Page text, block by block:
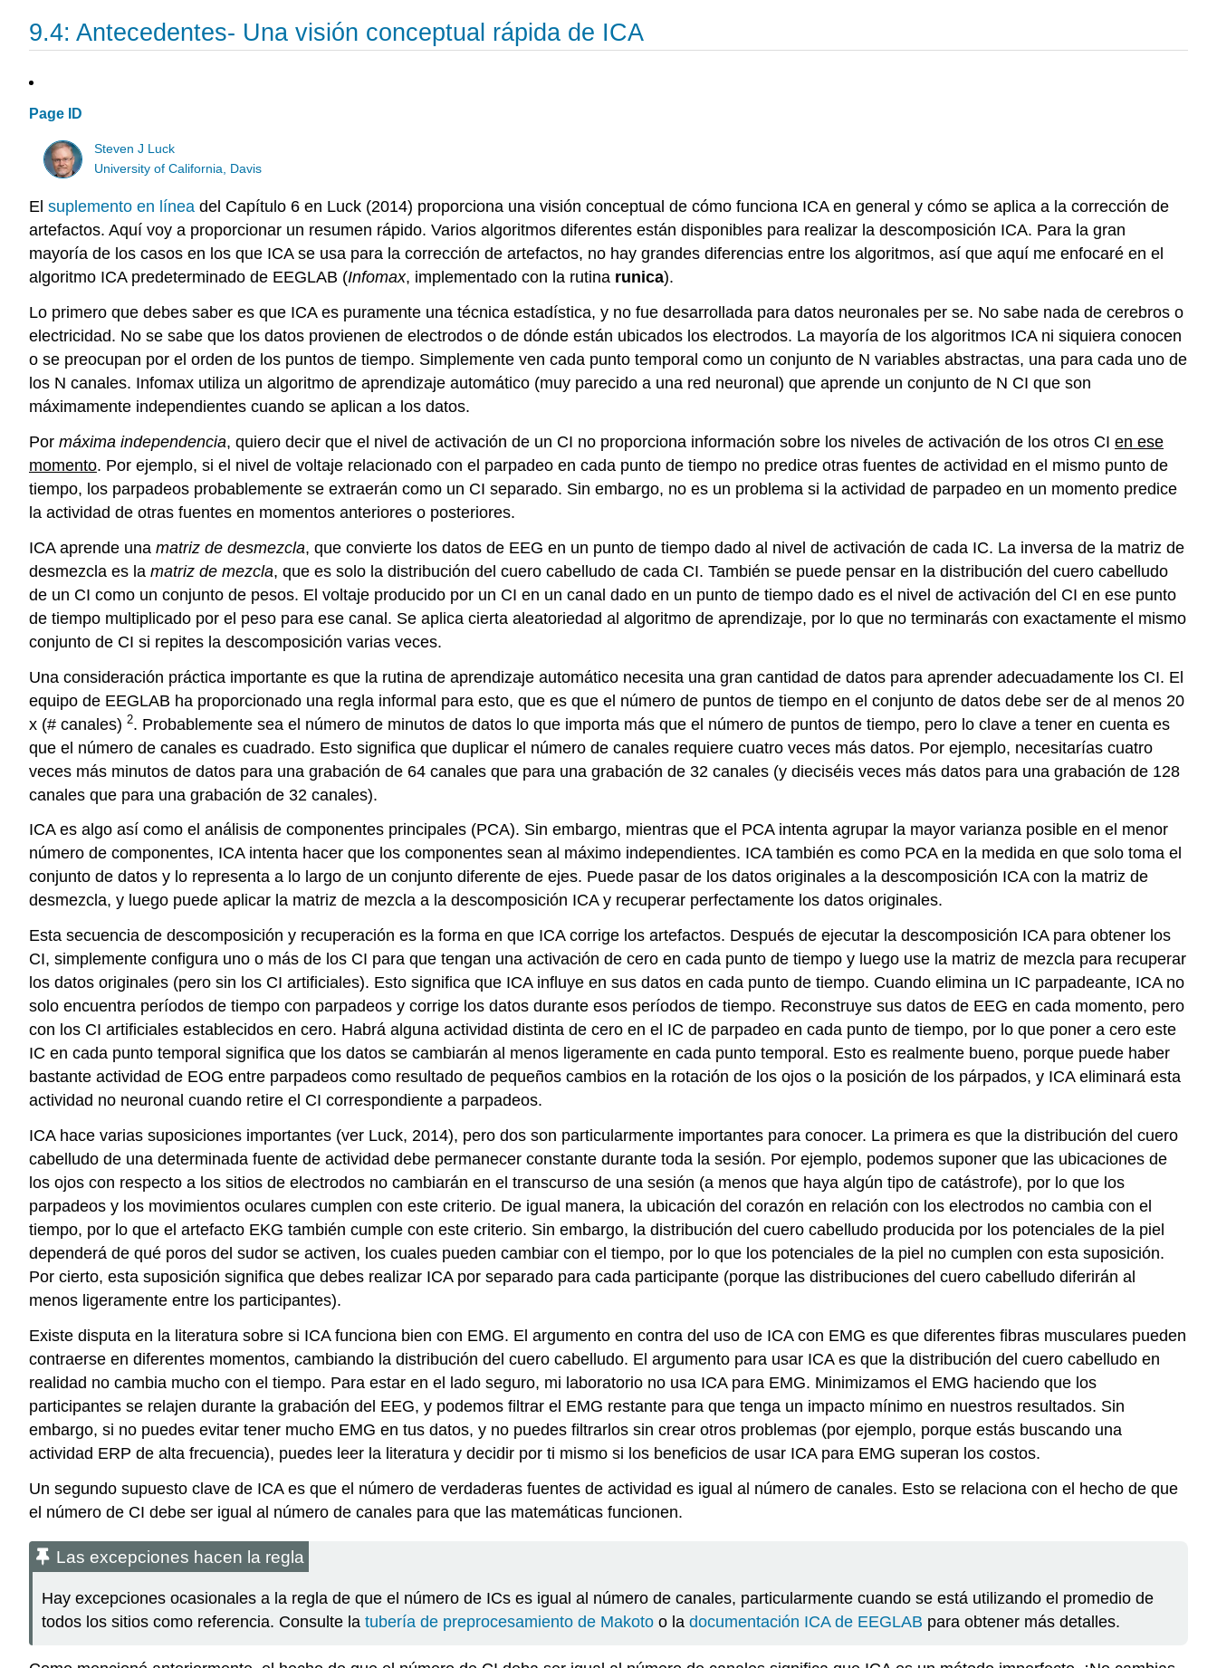
9.4: Antecedentes- Una visión conceptual rápida de ICA
Page ID
Steven J Luck
University of California, Davis
El suplemento en línea del Capítulo 6 en Luck (2014) proporciona una visión conceptual de cómo funciona ICA en general y cómo se aplica a la corrección de
artefactos. Aquí voy a proporcionar un resumen rápido. Varios algoritmos diferentes están disponibles para realizar la descomposición ICA. Para la gran
mayoría de los casos en los que ICA se usa para la corrección de artefactos, no hay grandes diferencias entre los algoritmos, así que aquí me enfocaré en el
algoritmo ICA predeterminado de EEGLAB (Infomax, implementado con la rutina runica).
Lo primero que debes saber es que ICA es puramente una técnica estadística, y no fue desarrollada para datos neuronales per se. No sabe nada de cerebros o
electricidad. No se sabe que los datos provienen de electrodos o de dónde están ubicados los electrodos. La mayoría de los algoritmos ICA ni siquiera conocen
o se preocupan por el orden de los puntos de tiempo. Simplemente ven cada punto temporal como un conjunto de N variables abstractas, una para cada uno de
los N canales. Infomax utiliza un algoritmo de aprendizaje automático (muy parecido a una red neuronal) que aprende un conjunto de N CI que son
máximamente independientes cuando se aplican a los datos.
Por máxima independencia, quiero decir que el nivel de activación de un CI no proporciona información sobre los niveles de activación de los otros CI en ese
momento. Por ejemplo, si el nivel de voltaje relacionado con el parpadeo en cada punto de tiempo no predice otras fuentes de actividad en el mismo punto de
tiempo, los parpadeos probablemente se extraerán como un CI separado. Sin embargo, no es un problema si la actividad de parpadeo en un momento predice
la actividad de otras fuentes en momentos anteriores o posteriores.
ICA aprende una matriz de desmezcla, que convierte los datos de EEG en un punto de tiempo dado al nivel de activación de cada IC. La inversa de la matriz de
desmezcla es la matriz de mezcla, que es solo la distribución del cuero cabelludo de cada CI. También se puede pensar en la distribución del cuero cabelludo
de un CI como un conjunto de pesos. El voltaje producido por un CI en un canal dado en un punto de tiempo dado es el nivel de activación del CI en ese punto
de tiempo multiplicado por el peso para ese canal. Se aplica cierta aleatoriedad al algoritmo de aprendizaje, por lo que no terminarás con exactamente el mismo
conjunto de CI si repites la descomposición varias veces.
Una consideración práctica importante es que la rutina de aprendizaje automático necesita una gran cantidad de datos para aprender adecuadamente los CI. El
equipo de EEGLAB ha proporcionado una regla informal para esto, que es que el número de puntos de tiempo en el conjunto de datos debe ser de al menos 20
x (# canales) 2. Probablemente sea el número de minutos de datos lo que importa más que el número de puntos de tiempo, pero lo clave a tener en cuenta es
que el número de canales es cuadrado. Esto significa que duplicar el número de canales requiere cuatro veces más datos. Por ejemplo, necesitarías cuatro
veces más minutos de datos para una grabación de 64 canales que para una grabación de 32 canales (y dieciséis veces más datos para una grabación de 128
canales que para una grabación de 32 canales).
ICA es algo así como el análisis de componentes principales (PCA). Sin embargo, mientras que el PCA intenta agrupar la mayor varianza posible en el menor
número de componentes, ICA intenta hacer que los componentes sean al máximo independientes. ICA también es como PCA en la medida en que solo toma el
conjunto de datos y lo representa a lo largo de un conjunto diferente de ejes. Puede pasar de los datos originales a la descomposición ICA con la matriz de
desmezcla, y luego puede aplicar la matriz de mezcla a la descomposición ICA y recuperar perfectamente los datos originales.
Esta secuencia de descomposición y recuperación es la forma en que ICA corrige los artefactos. Después de ejecutar la descomposición ICA para obtener los
CI, simplemente configura uno o más de los CI para que tengan una activación de cero en cada punto de tiempo y luego use la matriz de mezcla para recuperar
los datos originales (pero sin los CI artificiales). Esto significa que ICA influye en sus datos en cada punto de tiempo. Cuando elimina un IC parpadeante, ICA no
solo encuentra períodos de tiempo con parpadeos y corrige los datos durante esos períodos de tiempo. Reconstruye sus datos de EEG en cada momento, pero
con los CI artificiales establecidos en cero. Habrá alguna actividad distinta de cero en el IC de parpadeo en cada punto de tiempo, por lo que poner a cero este
IC en cada punto temporal significa que los datos se cambiarán al menos ligeramente en cada punto temporal. Esto es realmente bueno, porque puede haber
bastante actividad de EOG entre parpadeos como resultado de pequeños cambios en la rotación de los ojos o la posición de los párpados, y ICA eliminará esta
actividad no neuronal cuando retire el CI correspondiente a parpadeos.
ICA hace varias suposiciones importantes (ver Luck, 2014), pero dos son particularmente importantes para conocer. La primera es que la distribución del cuero
cabelludo de una determinada fuente de actividad debe permanecer constante durante toda la sesión. Por ejemplo, podemos suponer que las ubicaciones de
los ojos con respecto a los sitios de electrodos no cambiarán en el transcurso de una sesión (a menos que haya algún tipo de catástrofe), por lo que los
parpadeos y los movimientos oculares cumplen con este criterio. De igual manera, la ubicación del corazón en relación con los electrodos no cambia con el
tiempo, por lo que el artefacto EKG también cumple con este criterio. Sin embargo, la distribución del cuero cabelludo producida por los potenciales de la piel
dependerá de qué poros del sudor se activen, los cuales pueden cambiar con el tiempo, por lo que los potenciales de la piel no cumplen con esta suposición.
Por cierto, esta suposición significa que debes realizar ICA por separado para cada participante (porque las distribuciones del cuero cabelludo diferirán al
menos ligeramente entre los participantes).
Existe disputa en la literatura sobre si ICA funciona bien con EMG. El argumento en contra del uso de ICA con EMG es que diferentes fibras musculares pueden
contraerse en diferentes momentos, cambiando la distribución del cuero cabelludo. El argumento para usar ICA es que la distribución del cuero cabelludo en
realidad no cambia mucho con el tiempo. Para estar en el lado seguro, mi laboratorio no usa ICA para EMG. Minimizamos el EMG haciendo que los
participantes se relajen durante la grabación del EEG, y podemos filtrar el EMG restante para que tenga un impacto mínimo en nuestros resultados. Sin
embargo, si no puedes evitar tener mucho EMG en tus datos, y no puedes filtrarlos sin crear otros problemas (por ejemplo, porque estás buscando una
actividad ERP de alta frecuencia), puedes leer la literatura y decidir por ti mismo si los beneficios de usar ICA para EMG superan los costos.
Un segundo supuesto clave de ICA es que el número de verdaderas fuentes de actividad es igual al número de canales. Esto se relaciona con el hecho de que
el número de CI debe ser igual al número de canales para que las matemáticas funcionen.
Las excepciones hacen la regla
Hay excepciones ocasionales a la regla de que el número de ICs es igual al número de canales, particularmente cuando se está utilizando el promedio de
todos los sitios como referencia. Consulte la tubería de preprocesamiento de Makoto o la documentación ICA de EEGLAB para obtener más detalles.